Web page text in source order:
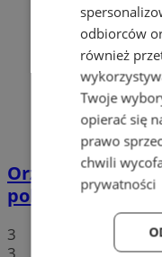
Orzesze:
policjantów i
3
3
odbiorców
również
Twoje
opierać się
prawo
chwili
prywatności